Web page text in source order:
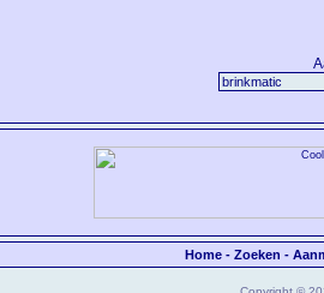
Home- Zoeken -